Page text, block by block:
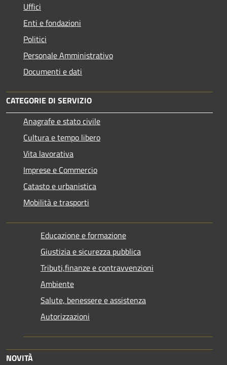
Uffici
Enti e fondazioni
Politici
Personale Amministrativo
Documenti e dati
CATEGORIE DI SERVIZIO
Anagrafe e stato civile
Cultura e tempo libero
Vita lavorativa
Imprese e Commercio
Catasto e urbanistica
Mobilità e trasporti
Educazione e formazione
Giustizia e sicurezza pubblica
Tributi,finanze e contravvenzioni
Ambiente
Salute, benessere e assistenza
Autorizzazioni
NOVITÀ